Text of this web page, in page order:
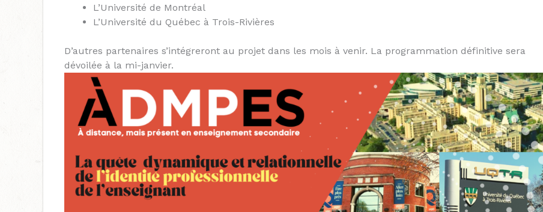
L’Université de Montréal
L’Université du Québec à Trois-Rivières
D’autres partenaires s’intégreront au projet dans les mois à venir. La programmation définitive sera
dévoilée à la mi-janvier.